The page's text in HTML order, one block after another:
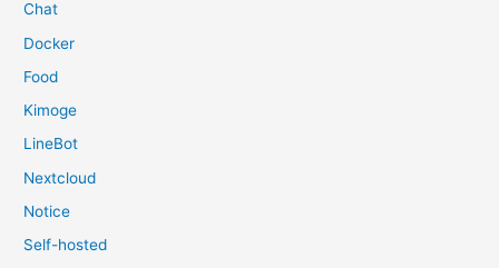
Chat
Docker
Food
Kimoge
LineBot
Nextcloud
Notice
Self-hosted